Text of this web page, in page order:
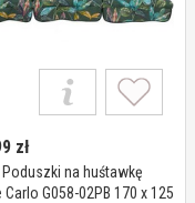
zł
Poduszki na huśtawkę
Carlo G058-02PB 170 x 125